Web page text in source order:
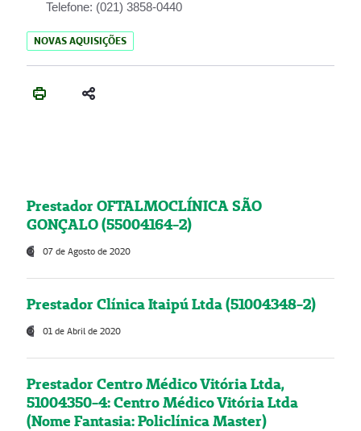
Telefone: (021) 3858-0440
NOVAS AQUISIÇÕES
Prestador OFTALMOCLÍNICA SÃO
GONÇALO (55004164-2)
07 de Agosto de 2020
Prestador Clínica Itaipú Ltda (51004348-2)
01 de Abril de 2020
Prestador Centro Médico Vitória Ltda,
51004350-4: Centro Médico Vitória Ltda
(Nome Fantasia: Policlínica Master)